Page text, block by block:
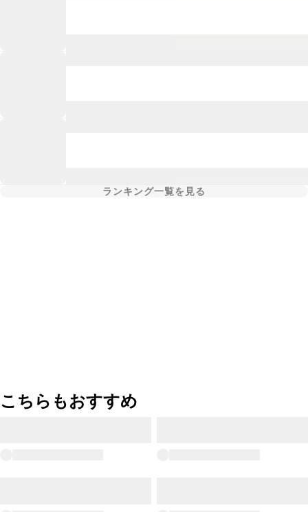
ランキング一覧を見る
こちらもおすすめ